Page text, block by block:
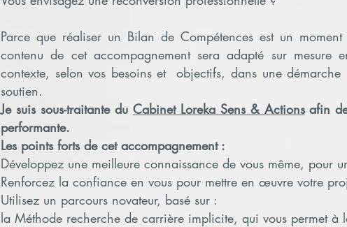
Parce que réaliser un Bilan de Compétences est un
contenu de cet accompagnement sera adapté sur
contexte, selon vos besoins et objectifs, dans une
soutien.
Je suis sous-traitante du Cabinet Loreka Sens & Actionsafin de
performante.
Les points forts de cet accompagnement :
Développez une meilleure connaissance de vous même, pour
Renforcez la confiance en vous pour mettre en œuvre votre
Utilisez un parcours novateur, basé sur :
la Méthode recherche de carrière implicite, qui vous permet à